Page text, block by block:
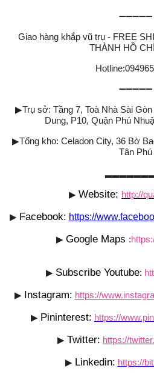
➖➖➖➖➖
Giao hàng khắp vũ trụ - FREE
THÀNH HỒ
➖➖➖➖➖
▶Trụ sở: Tầng 7, Toà Nhà Sài
Dung, P10, Quận Phú
▶Tổng kho: Celadon City, 36 Bờ
Tân Phú
▶ Website: http://
▶ Facebook: https://
▶ Google Maps :
▶ Subscribe Youtube:
▶ Instagram: https://
▶ Pininterest: https://
▶ Twitter: https://
▶ Linkedin: https://